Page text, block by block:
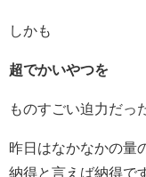
しかも
超でかいやつを
ものすごい迫力だっ
昨日はなかなかの量
納得と言えば納得で